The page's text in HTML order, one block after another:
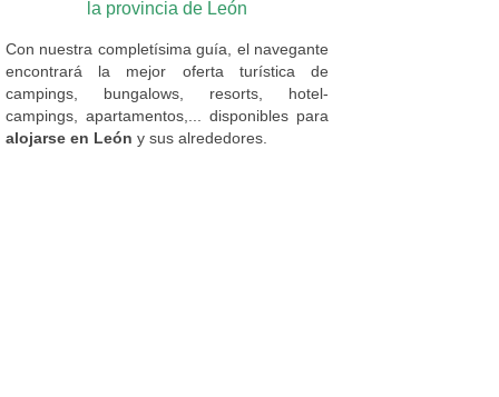
la provincia de León
Con nuestra completísima guía, el navegante
encontrará la mejor oferta turística de
campings, bungalows, resorts, hotel-
campings, apartamentos,... disponibles para
alojarse en León y sus alrededores.